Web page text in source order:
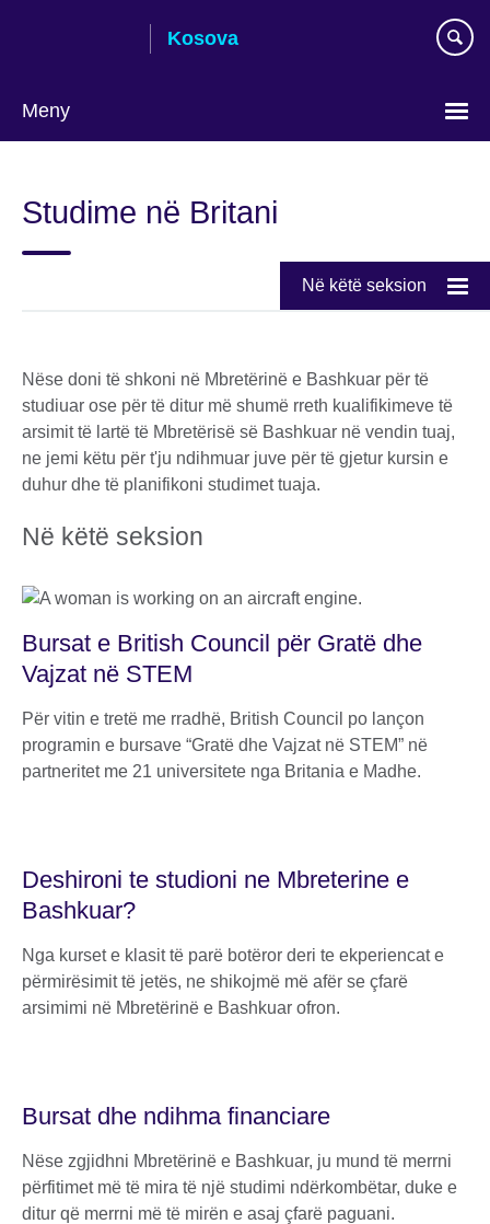
Kosova
Meny
language
Studime në Britani
Në këtë seksion
Nëse doni të shkoni në Mbretërinë e Bashkuar për të
studiuar ose për të ditur më shumë rreth kualifikimeve të
arsimit të lartë të Mbretërisë së Bashkuar në vendin tuaj,
ne jemi këtu për t'ju ndihmuar juve për të gjetur kursin e
duhur dhe të planifikoni studimet tuaja.
Në këtë seksion
Bursat e British Council për Gratë dhe
Vajzat në STEM
Për vitin e tretë me rradhë, British Council po lançon
programin e bursave “Gratë dhe Vajzat në STEM” në
partneritet me 21 universitete nga Britania e Madhe.
Deshironi te studioni ne Mbreterine e
Bashkuar?
Nga kurset e klasit të parë botëror deri te ekperiencat e
përmirësimit të jetës, ne shikojmë më afër se çfarë
arsimimi në Mbretërinë e Bashkuar ofron.
Bursat dhe ndihma financiare
Nëse zgjidhni Mbretërinë e Bashkuar, ju mund të merrni
përfitimet më të mira të një studimi ndërkombëtar, duke e
ditur që merrni më të mirën e asaj çfarë paguani.